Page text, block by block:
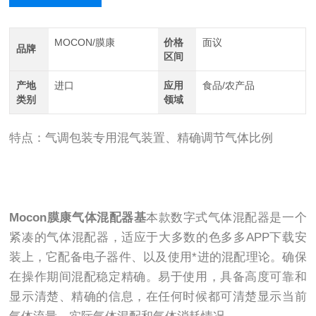
品牌
MOCON/膜康
价格
区间
面议
产地
类别
进口
应用
领域
食品/农产品
特点：气调包装专用混气装置、精确调节气体比例
Mocon膜康气体混配器基本款数字式气体混配器是一个
紧凑的气体混配器，适应于大多数的色多多APP下载安
装上，它配备电子器件、以及使用*进的混配理论。确保
在操作期间混配稳定精确。易于使用，具备高度可靠和
显示清楚、精确的信息，在任何时候都可清楚显示当前